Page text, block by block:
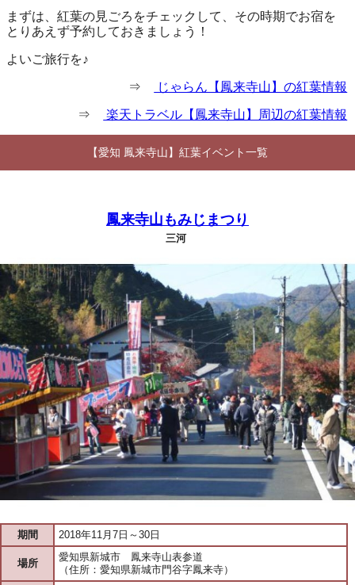
まずは、紅葉の見ごろをチェックして、その時期でお宿を
とりあえず予約しておきましょう！
よいご旅行を♪
⇒ じゃらん【鳳来寺山】の紅葉情報
⇒ 楽天トラベル【鳳来寺山】周辺の紅葉情報
【愛知 鳳来寺山】紅葉イベント一覧
鳳来寺山もみじまつり
三河
期間 2018年11月7日～30日
場所
愛知県新城市 鳳来寺山表参道
（住所：愛知県新城市門谷字鳳来寺）